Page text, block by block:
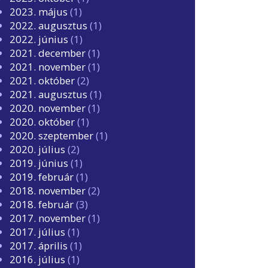
2023. május (1)
2022. augusztus (1)
2022. június (1)
2021. december(1)
2021. november(1)
2021. október(2)
2021. augusztus (1)
2020. november(1)
2020. október(1)
2020. szeptember(1)
2020. július (2)
2019. június (1)
2019. február(1)
2018. november(2)
2018. február(3)
2017. november(1)
2017. július (1)
2017. április (1)
2016. július (1)